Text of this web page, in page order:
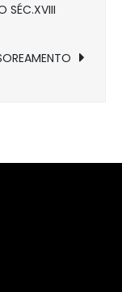
SÉC.XVIII